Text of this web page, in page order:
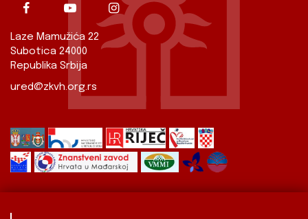
Laze Mamužića 22
Subotica 24000
Republika Srbija
ured@zkvh.org.rs